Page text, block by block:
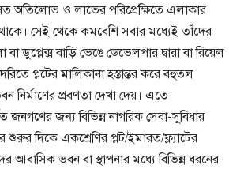
অতিলোভ ও লাভের পরিপ্রেক্ষিতে এলাকার
সেই থেকে কমবেশি সবার মধ্যেই তাঁদের
ডুপ্লেক্স বাড়ি ভেঙে ডেভেলপার দ্বারা বা রিয়েল
প্লটের মালিকানা হস্তান্তর করে বহুতল
নির্মাণের প্রবণতা দেখা দেয়। এতে
জনগণের জন্য বিভিন্ন নাগরিক সেবা-সুবিধার
দিকে একশ্রেণির প্লট/ইমারত/ফ্ল্যাটের
ভবন বা স্থাপনার মধ্যে বিভিন্ন ধরনের